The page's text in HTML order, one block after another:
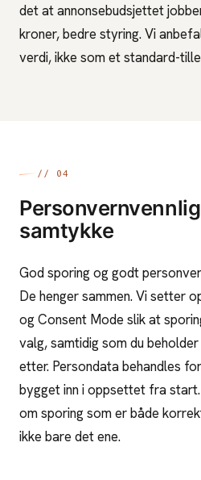
det at annonsebudsjettet
kroner, bedre styring. Vi
verdi, ikke som et standard-
// 04
samtykke
God sporing og godt
De henger sammen. Vi setter
og Consent Mode slik at
valg, samtidig som du
etter. Persondata behandles
bygget inn i oppsettet fra
om sporing som er både
ikke bare det ene.